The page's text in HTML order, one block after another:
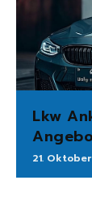
Lkw
21.